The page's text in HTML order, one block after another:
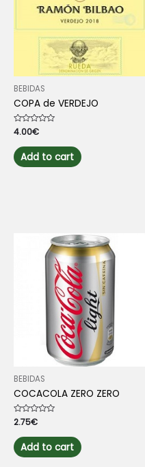
BEBIDAS
COPA de VERDEJO
Rated
0
out
of
5
4.00€
Add to cart
BEBIDAS
COCACOLA ZERO ZERO
Rated
0
out
of
5
2.75€
Add to cart